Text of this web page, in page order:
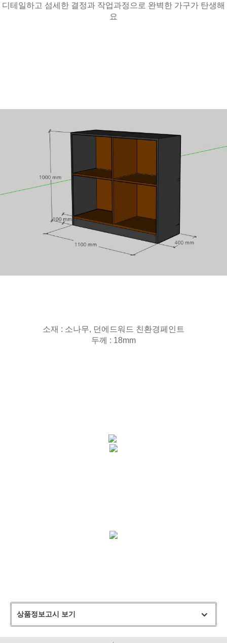
디테일하고 섬세한 결정과 작업과정으로 완벽한 가구가 탄생해
요
소재 : 소나무, 던에드워드 친환경페인트
두께 : 18mm
상품정보고시 보기